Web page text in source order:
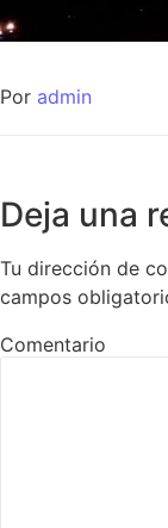
Por admin
Deja una
Tu dirección de
campos
Comentario